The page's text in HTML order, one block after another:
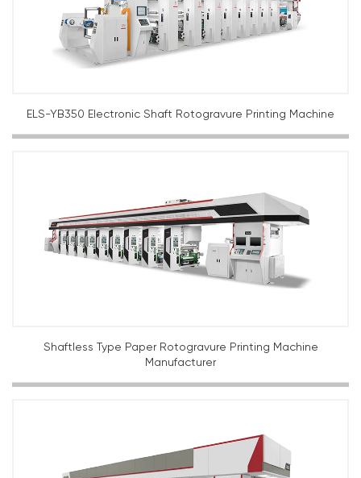
ELS-YB350 Electronic Shaft Rotogravure Printing Machine
Shaftless Type Paper Rotogravure Printing Machine
Manufacturer